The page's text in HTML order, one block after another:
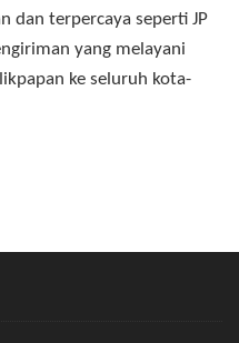
dan terpercaya seperti JP
yang melayani
ke seluruh kota-